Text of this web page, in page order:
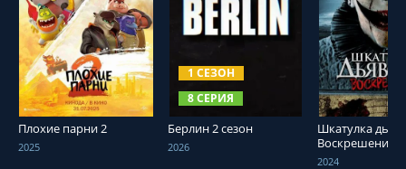
СМОТРЕТЬ ОНЛАЙН
Плохие парни 2
2025
1 СЕЗОН
8 СЕРИЯ
СМОТРЕТЬ ОНЛАЙН
Берлин 2 сезон
2026
СМОТРЕТЬ
Шкатулка
Воскрешение
2024